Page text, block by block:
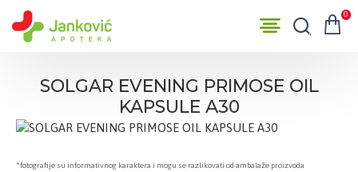
0
SOLGAR EVENING PRIMOSE OIL
KAPSULE A30
*fotografije su informativnog karaktera i mogu se razlikovati od ambalaže proizvoda